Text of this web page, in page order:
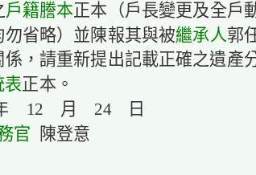
戶籍謄本正本（戶長變更及全戶
省略）並陳報其與被繼承人郭
，請重新提出記載正確之遺產
表 正本。
12 月 24 日
官 陳登意